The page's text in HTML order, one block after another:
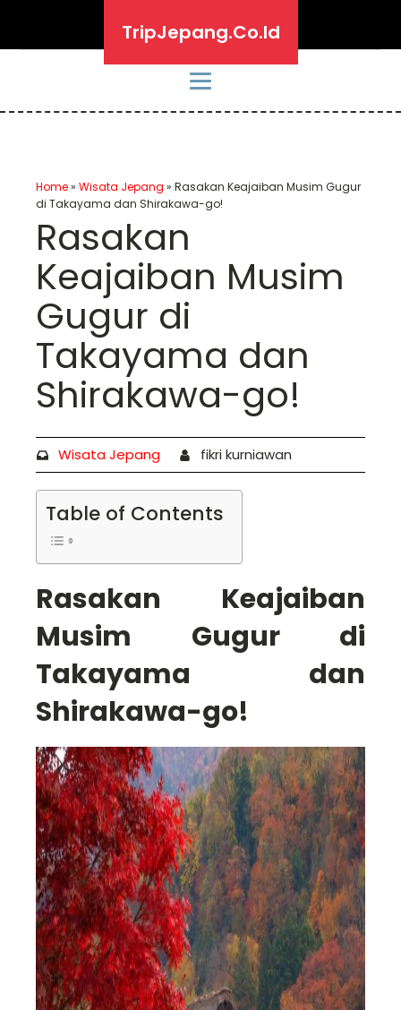
TripJepang.Co.Id
Home» Wisata Jepang » Rasakan Keajaiban Musim Gugur
di Takayama dan Shirakawa-go!
Rasakan
Keajaiban Musim
Gugur di
Takayama dan
Shirakawa-go!
Wisata Jepang fikri kurniawan
Table of Contents
Rasakan Keajaiban
Musim Gugur di
Takayama dan
Shirakawa-go!